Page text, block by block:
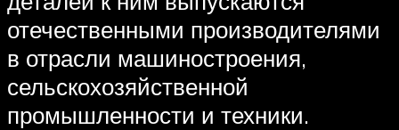
отечественными производителями
в отрасли машиностроения,
сельскохозяйственной
промышленности и техники.